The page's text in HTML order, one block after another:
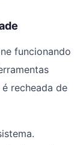
funcionando
recheada de